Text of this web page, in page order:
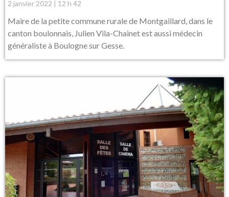
2 janvier 2022 12 h 42
Maire de la petite commune rurale de Montgaillard, dans le
canton boulonnais, Julien Vila-Chainet est aussi médecin
généraliste à Boulogne sur Gesse.